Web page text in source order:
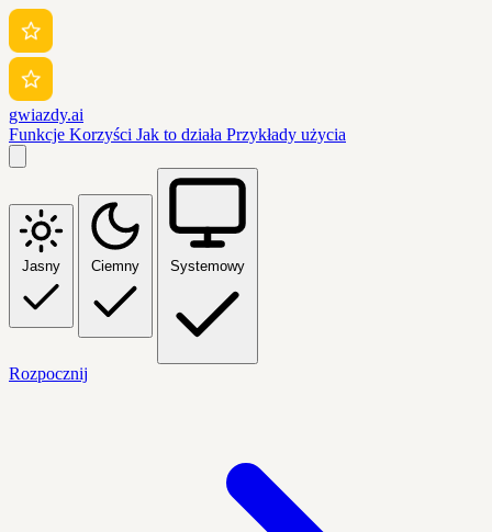
gwiazdy.ai
Funkcje Korzyści Jak to działa Przykłady użycia
Jasny Ciemny Systemowy
Rozpocznij